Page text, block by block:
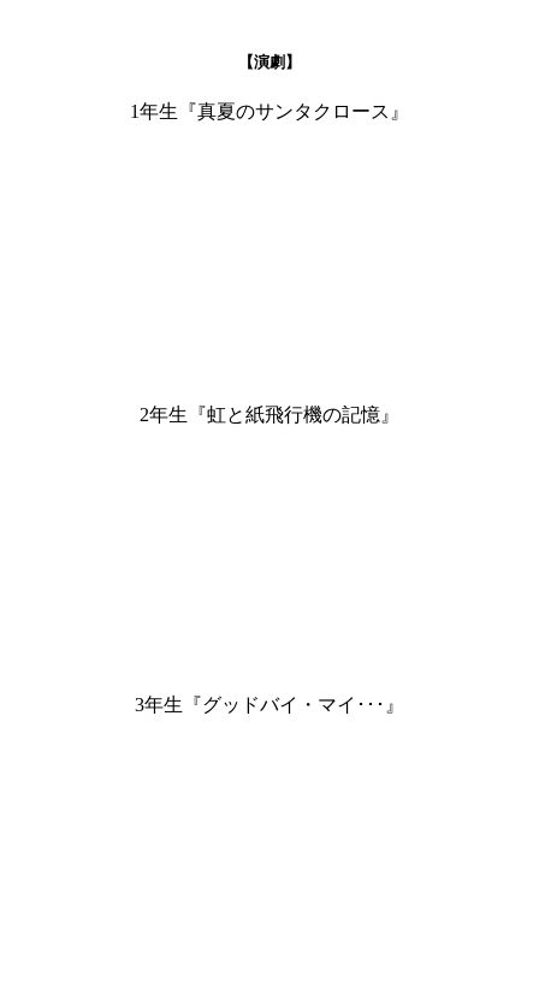
【演劇】
1年生『真夏のサンタクロース』
2年生『虹と紙飛行機の記憶』
3年生『グッドバイ・マイ･･･』